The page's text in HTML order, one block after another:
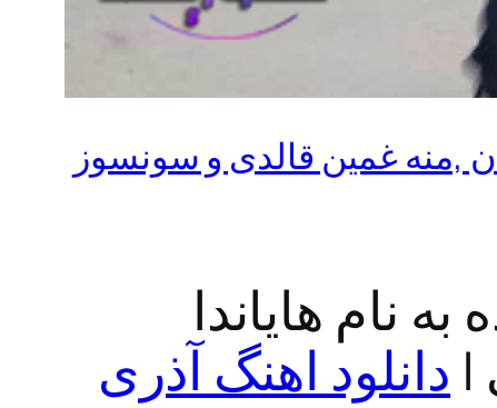
,منه غمین قالدی و سونسوز
نام هایاندا
| دانلود اهنگ آذری